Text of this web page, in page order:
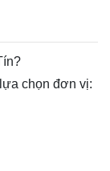
chọn đơn vị: